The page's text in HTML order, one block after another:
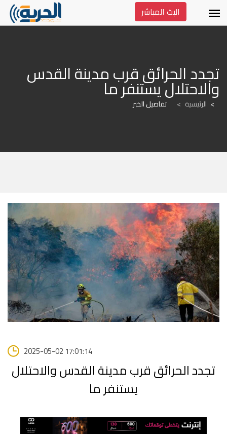
البث المباشر
والاحتلال يستنفر ما
الرئيسية > تفاصيل الخبر
2025-05-02 17:01:14
تجدد الحرائق قرب مدينة القدس والاحتلال
يستنفر ما